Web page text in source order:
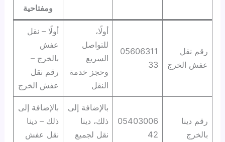
ومفتاحية
رقم نقل
عفش الخرج
05606311
33
أولًا،
للتواصل
السريع
وحجز خدمة
النقل
أولًا – نقل
عفش
بالخرج –
رقم نقل
عفش الخرج
رقم دينا
بالخرج
05403006
42
بالإضافة إلى
ذلك، دينا
نقل لجميع
بالإضافة إلى
ذلك – دينا
نقل عفش